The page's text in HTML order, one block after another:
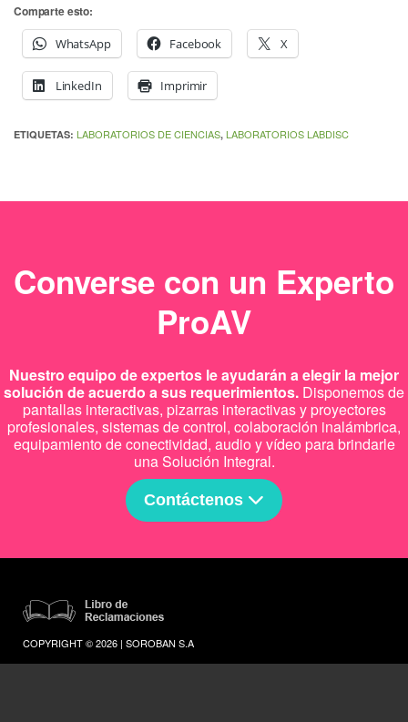
Comparte esto:
WhatsApp
Facebook X
LinkedIn Imprimir
ETIQUETAS: LABORATORIOS DE CIENCIAS, LABORATORIOS LABDISC
Converse con un Experto
ProAV
Nuestro equipo de expertos le ayudarán a elegir la mejor
solución de acuerdo a sus requerimientos. Disponemos de
pantallas interactivas, pizarras interactivas y proyectores
profesionales, sistemas de control, colaboración inalámbrica,
equipamiento de conectividad, audio y vídeo para brindarle
una Solución Integral.
Contáctenos
COPYRIGHT © 2026 | SOROBAN S.A